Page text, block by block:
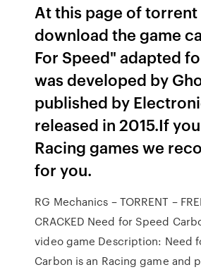
At this page of torrent
download the game
For Speed" adapted
was developed by
published by
released in 2015.If
Racing games we
for you.
RG Mechanics – TORRENT –
CRACKED Need for Speed
video game Description: Need
Carbon is an Racing game and